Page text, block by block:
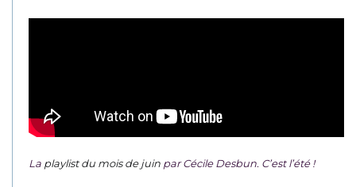
La playlist du mois de juin par Cécile Desbun. C’est l’été !